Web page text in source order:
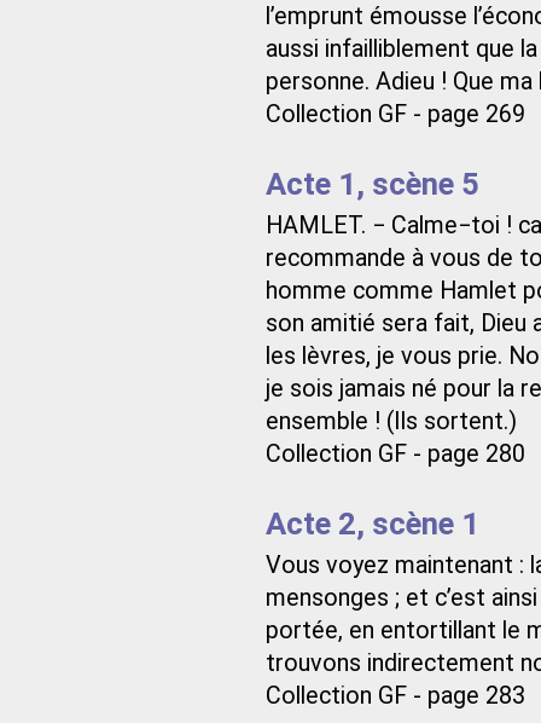
l’emprunt émousse
aussi infailliblement que
personne. Adieu ! Que
Collection GF - page 269
Acte 1, scène 5
HAMLET. − Calme−toi !
recommande à vous de
homme comme Hamlet
son amitié sera fait, Dieu
les lèvres, je vous prie.
je sois jamais né pour la
ensemble ! (Ils sortent.)
Collection GF - page 280
Acte 2, scène 1
Vous voyez maintenant :
mensonges ; et c’est
portée, en entortillant le
trouvons indirectement
Collection GF - page 283